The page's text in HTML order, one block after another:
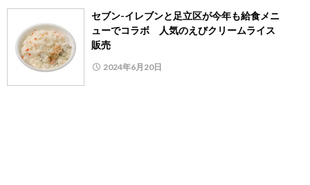
セブン-イレブンと足立区が今年も給食メニ
ューでコラボ 人気のえびクリームライス
販売
2024年6月20日